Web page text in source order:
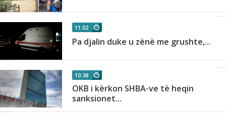
11:02
Pa djalin duke u zënë me grushte,...
10:38
OKB i kërkon SHBA-ve të heqin
sanksionet...